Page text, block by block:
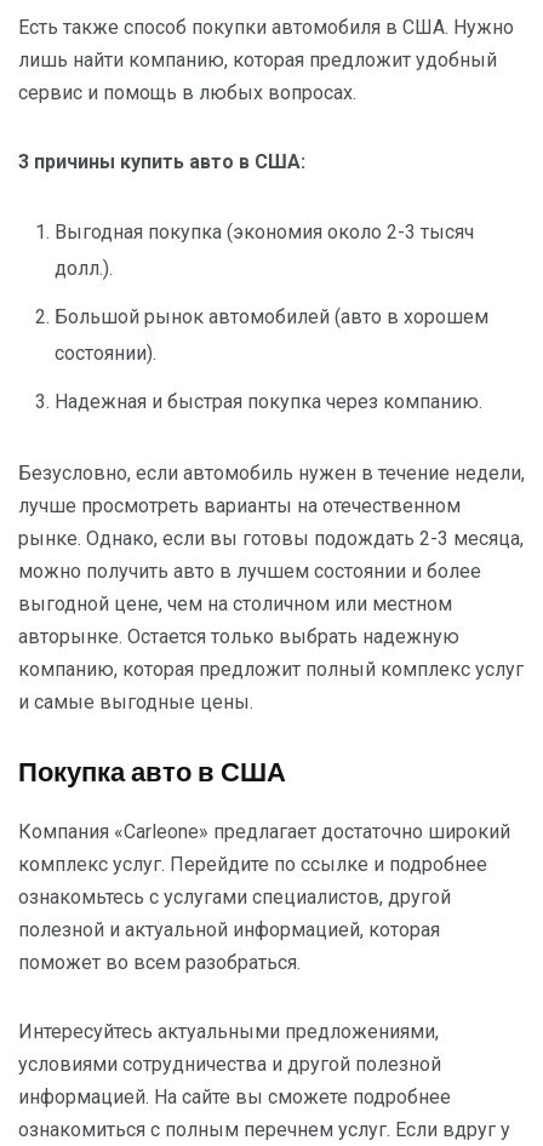
Есть также способ покупки автомобиля в США. Нужно
лишь найти компанию, которая предложит удобный
сервис и помощь в любых вопросах.
3 причины купить авто в США:
Выгодная покупка (экономия около 2-3 тысяч
долл.).
Большой рынок автомобилей (авто в хорошем
состоянии).
Надежная и быстрая покупка через компанию.
Безусловно, если автомобиль нужен в течение недели,
лучше просмотреть варианты на отечественном
рынке. Однако, если вы готовы подождать 2-3 месяца,
можно получить авто в лучшем состоянии и более
выгодной цене, чем на столичном или местном
авторынке. Остается только выбрать надежную
компанию, которая предложит полный комплекс услуг
и самые выгодные цены.
Покупка авто в США
Компания «Carleone» предлагает достаточно широкий
комплекс услуг. Перейдите по ссылке и подробнее
ознакомьтесь с услугами специалистов, другой
полезной и актуальной информацией, которая
поможет во всем разобраться.
Интересуйтесь актуальными предложениями,
условиями сотрудничества и другой полезной
информацией. На сайте вы сможете подробнее
ознакомиться с полным перечнем услуг. Если вдруг у